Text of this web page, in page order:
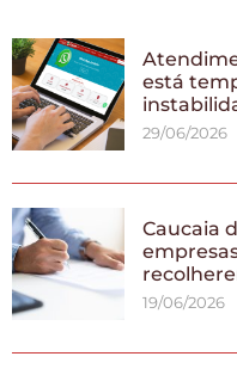
está
29/06/2026
Caucaia
19/06/2026